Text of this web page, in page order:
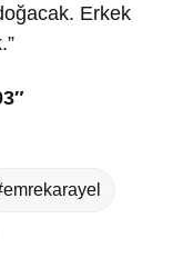
Erkek